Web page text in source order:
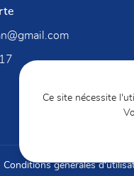
Conditions générales
Ce site nécessite